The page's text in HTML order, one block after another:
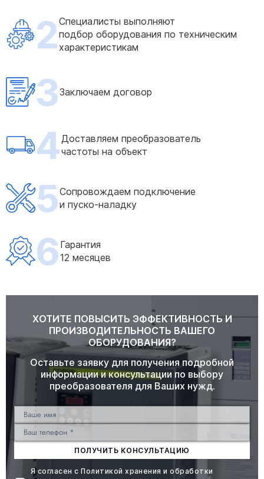
2Специалисты выполняют
подбор оборудования по техническим
характеристикам
3Заключаем договор
4Доставляем преобразователь
частоты на объект
5Сопровождаем подключение
и пуско-наладку
6 Гарантия
12 месяцев
ХОТИТЕ ПОВЫСИТЬ ЭФФЕКТИВНОСТЬ И
ПРОИЗВОДИТЕЛЬНОСТЬ ВАШЕГО
ОБОРУДОВАНИЯ?
Оставьте заявку для получения подробной
информации и консультации по выбору
преобразователя для Ваших нужд.
ПОЛУЧИТЬ КОНСУЛЬТАЦИЮ
Я согласен сПолитикой хранения и обработки